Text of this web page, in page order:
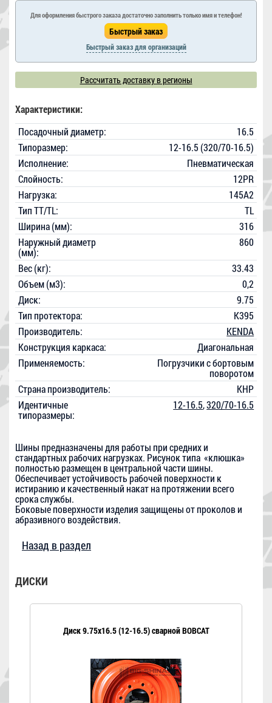
Для оформления быстрого заказа достаточно заполнить только имя и телефон!
Быстрый заказ для организаций
Рассчитать доставку в регионы
Характеристики:
Посадочный диаметр:
16.5
Типоразмер:
12-16.5 (320/70-16.5)
Исполнение:
Пневматическая
Слойность:
12PR
Нагрузка:
145A2
Тип TT/TL:
TL
Ширина (мм):
316
Наружный диаметр
(мм):
860
Вес (кг):
33.43
Объем (м3):
0,2
Диск:
9.75
Тип протектора:
K395
Производитель:
KENDA
Конструкция каркаса:
Диагональная
Применяемость:
Погрузчики с бортовым
поворотом
Страна производитель:
КНР
Идентичные
типоразмеры:
12-16.5,320/70-16.5
Шины предназначены для работы при средних и
стандартных рабочих нагрузках. Рисунок типа «клюшка»
полностью размещен в центральной части шины.
Обеспечивает устойчивость рабочей поверхности к
истиранию и качественный накат на протяжении всего
срока службы.
Боковые поверхности изделия защищены от проколов и
абразивного воздействия.
Назад в раздел
ДИСКИ
Диск 9.75x16.5 (12-16.5) сварной BOBCAT